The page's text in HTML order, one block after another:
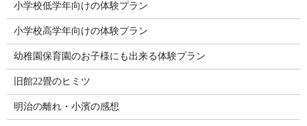
小学校低学年向けの体験プラン
小学校高学年向けの体験プラン
幼稚園保育園のお子様にも出来る体験プラン
旧館22畳のヒミツ
明治の離れ・小濱の感想